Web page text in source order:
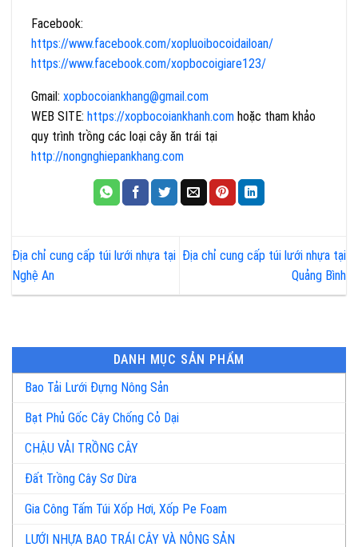
Facebook:
https://www.facebook.com/xopluoibocoidailoan/
https://www.facebook.com/xopbocoigiare123/
Gmail: xopbocoiankhang@gmail.com
WEB SITE: https://xopbocoiankhanh.com hoặc tham khảo
quy trình trồng các loại cây ăn trái tại
http://nongnghiepankhang.com
Địa chỉ cung cấp túi lưới nhựa tại
Nghệ An
Địa chỉ cung cấp túi lưới nhựa tại
Quảng Bình
DANH MỤC SẢN PHẨM
Bao Tải Lưới Đựng Nông Sản
Bạt Phủ Gốc Cây Chống Cỏ Dại
CHẬU VẢI TRỒNG CÂY
Đất Trồng Cây Sơ Dừa
Gia Công Tấm Túi Xốp Hơi, Xốp Pe Foam
LƯỚI NHỰA BAO TRÁI CÂY VÀ NÔNG SẢN